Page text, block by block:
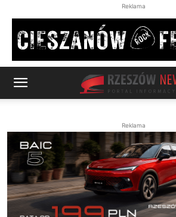
Reklama
Reklama